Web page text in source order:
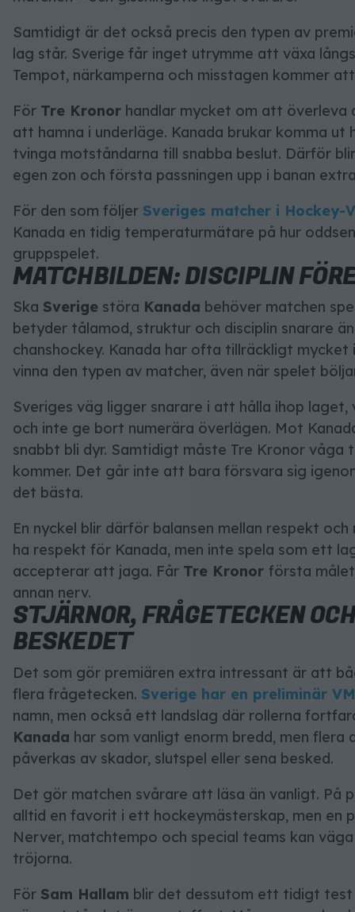
Samtidigt är det också precis den typen av
lag står. Sverige får inget utrymme att växa
Tempot, närkamperna och misstagen kommer
För Tre Kronor handlar mycket om att överleva
att hamna i underläge. Kanada brukar komma
tvinga motståndarna till snabba beslut. Därför
egen zon och första passningen upp i banan
För den som följer Sveriges matcher i Hockey-
Kanada en tidig temperaturmätare på hur
gruppspelet.
MATCHBILDEN: DISCIPLIN
Ska Sverige störa Kanada behöver matchen
betyder tålamod, struktur och disciplin snarare
chanshockey. Kanada har ofta tillräckligt
vinna den typen av matcher, även när spelet
Sveriges väg ligger snarare i att hålla ihop
och inte ge bort numerära överlägen. Mot
snabbt bli dyr. Samtidigt måste Tre Kronor våga
kommer. Det går inte att bara försvara sig
det bästa.
En nyckel blir därför balansen mellan respekt
ha respekt för Kanada, men inte spela som ett
accepterar att jaga. Får Tre Kronor första
annan nerv.
STJÄRNOR, FRÅGETECKEN
BESKEDET
Det som gör premiären extra intressant är att
flera frågetecken. Sverige har en preliminär
namn, men också ett landslag där rollerna
Kanada har som vanligt enorm bredd, men flera
påverkas av skador, slutspel eller sena besked.
Det gör matchen svårare att läsa än vanligt. På
alltid en favorit i ett hockeymästerskap, men en
Nerver, matchtempo och special teams kan
tröjorna.
För Sam Hallam blir det dessutom ett tidigt